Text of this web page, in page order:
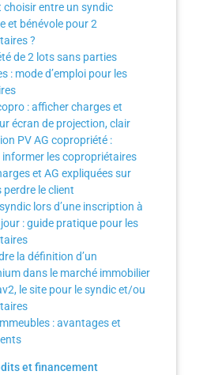
choisir entre un syndic
et bénévole pour 2
?
de 2 lots sans parties
: mode d’emploi pour les
: afficher charges et
écran de projection, clair
PV AG copropriété :
les copropriétaires
et AG expliquées sur
perdre le client
lors d’une inscription à
jour : guide pratique pour les
la définition d’un
dans le marché immobilier
le site pour le syndic et/ou
: avantages et
et financement